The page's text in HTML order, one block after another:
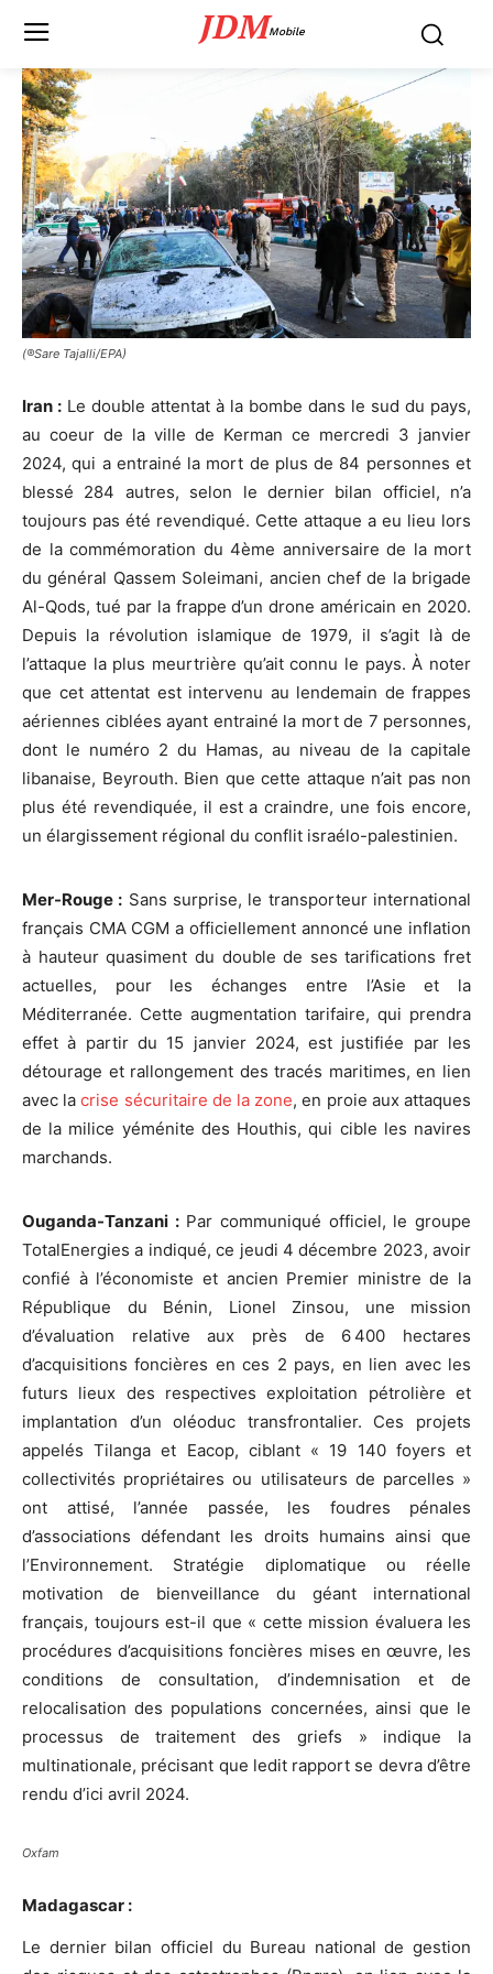
JDMMobile
(®Sare Tajalli/EPA)
Iran : Le double attentat à la bombe dans le sud du pays,
au coeur de la ville de Kerman ce mercredi 3 janvier
2024, qui a entrainé la mort de plus de 84 personnes et
blessé 284 autres, selon le dernier bilan officiel, n’a
toujours pas été revendiqué. Cette attaque a eu lieu lors
de la commémoration du 4ème anniversaire de la mort
du général Qassem Soleimani, ancien chef de la brigade
Al-Qods, tué par la frappe d’un drone américain en 2020.
Depuis la révolution islamique de 1979, il s’agit là de
l’attaque la plus meurtrière qu’ait connu le pays. À noter
que cet attentat est intervenu au lendemain de frappes
aériennes ciblées ayant entrainé la mort de 7 personnes,
dont le numéro 2 du Hamas, au niveau de la capitale
libanaise, Beyrouth. Bien que cette attaque n’ait pas non
plus été revendiquée, il est a craindre, une fois encore,
un élargissement régional du conflit israélo-palestinien.
Mer-Rouge : Sans surprise, le transporteur international
français CMA CGM a officiellement annoncé une inflation
à hauteur quasiment du double de ses tarifications fret
actuelles, pour les échanges entre l’Asie et la
Méditerranée. Cette augmentation tarifaire, qui prendra
effet à partir du 15 janvier 2024, est justifiée par les
détourage et rallongement des tracés maritimes, en lien
avec lacrise sécuritaire de la zone, en proie aux attaques
de la milice yéménite des Houthis, qui cible les navires
marchands.
Ouganda-Tanzani :Par communiqué officiel, le groupe
TotalEnergies a indiqué, ce jeudi 4 décembre 2023, avoir
confié à l’économiste et ancien Premier ministre de la
République du Bénin, Lionel Zinsou, une mission
d’évaluation relative aux près de 6 400 hectares
d’acquisitions foncières en ces 2 pays, en lien avec les
futurs lieux des respectives exploitation pétrolière et
implantation d’un oléoduc transfrontalier. Ces projets
appelés Tilanga et Eacop, ciblant « 19 140 foyers et
collectivités propriétaires ou utilisateurs de parcelles »
ont attisé, l’année passée, les foudres pénales
d’associations défendant les droits humains ainsi que
l’Environnement. Stratégie diplomatique ou réelle
motivation de bienveillance du géant international
français, toujours est-il que « cette mission évaluera les
procédures d’acquisitions foncières mises en œuvre, les
conditions de consultation, d’indemnisation et de
relocalisation des populations concernées, ainsi que le
processus de traitement des griefs » indique la
multinationale, précisant que ledit rapport se devra d’être
rendu d’ici avril 2024.
Oxfam
Madagascar :
Le dernier bilan officiel du Bureau national de gestion